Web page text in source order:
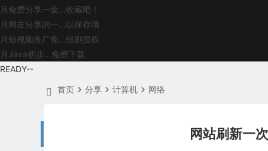
月 免费分享一套…收藏吧！
月 网友分享的一…以保存哦
月 短视频推广免…短剧授权
月 Java初步…免费下载
READY--
首页
分享 计算机 网络
网站刷新一